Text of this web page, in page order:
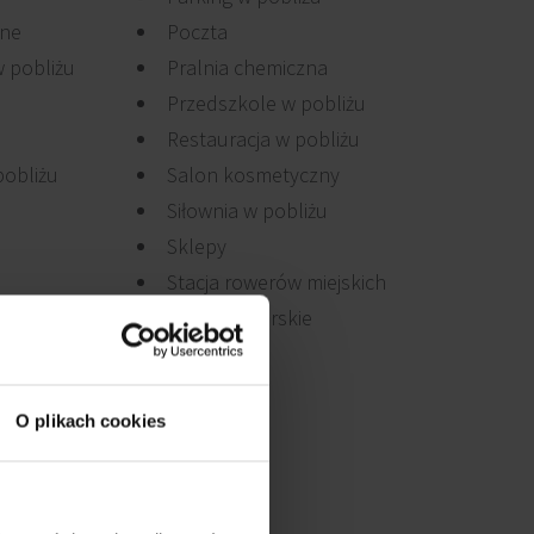
O plikach cookies
pobliżu
Poczta
Pralnia chemiczna
Przedszkole w pobliżu
Restauracja w pobliżu
Salon kosmetyczny
Siłownia w pobliżu
Sklepy
Stacja rowerów miejskich
Usługi kurierskie